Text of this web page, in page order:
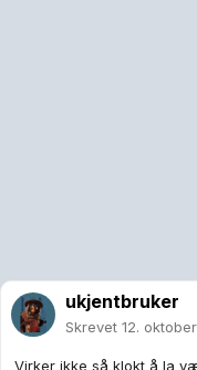
ukjentbruker
Skrevet 12.
Virker ikke så klokt å la